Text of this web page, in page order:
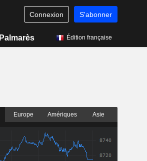
Connexion S'abonner
Palmarès Édition française
Europe Amériques Asie